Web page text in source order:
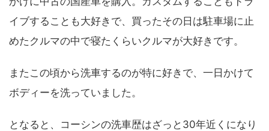
イブすることも大好きで、買ったその日は駐車場に止
めたクルマの中で寝たくらいクルマが大好きです。
またこの頃から洗車するのが特に好きで、一日かけて
ボディーを洗っていました。
となると、コーシンの洗車歴はざっと30年近くになり